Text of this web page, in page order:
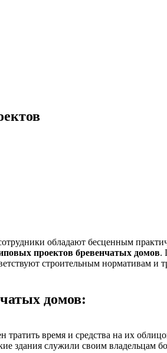
обладают бесценным
проектов бревенчатых домов.
строительным нормативам
домов:
тратить время и средства на их
здания служили своим владельцам